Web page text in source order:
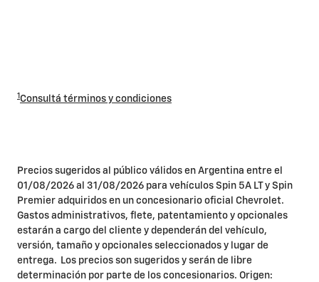
1 Consultá términos y condiciones
Precios sugeridos al público válidos en Argentina entre el
01/08/2026 al 31/08/2026 para vehículos Spin 5A LT y Spin
Premier adquiridos en un concesionario oficial Chevrolet.
Gastos administrativos, flete, patentamiento y opcionales
estarán a cargo del cliente y dependerán del vehículo,
versión, tamaño y opcionales seleccionados y lugar de
entrega. Los precios son sugeridos y serán de libre
determinación por parte de los concesionarios. Origen: